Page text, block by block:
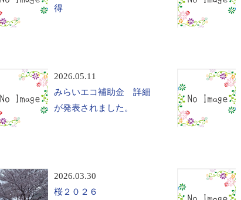
得
2026.05.11
みらいエコ補助金 詳細
が発表されました。
2026.03.30
桜２０２６